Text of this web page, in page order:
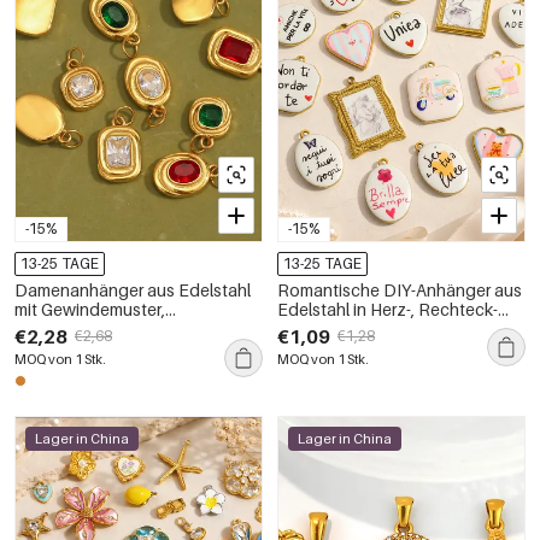
-15%
13-25 TAGE
Damenanhänger aus Edelstahl
mit Gewindemuster,
wasserdicht, goldfarben, mit
Zirkonia
€2,28 €2,68
MOQ von 1 Stk.
-15%
13-25 TAGE
Romantische DIY-Anhänger aus
Edelstahl in Herz-, Rechteck-
und Ellipsenform, wasserdicht
€1,09 €1,28
MOQ von 1 Stk.
Lager in China Lager in China